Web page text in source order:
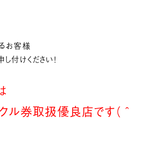
お客様
付けください！
ル券取扱優良店です（＾